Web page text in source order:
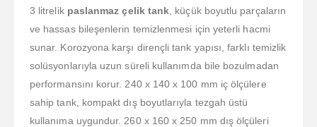
3 litrelik paslanmaz çelik tank , küçük boyutlu parçaların
ve hassas bileşenlerin temizlenmesi için yeterli hacmi
sunar. Korozyona karşı dirençli tank yapısı, farklı temizlik
solüsyonlarıyla uzun süreli kullanımda bile bozulmadan
performansını korur. 240 x 140 x 100 mm iç ölçülere
sahip tank, kompakt dış boyutlarıyla tezgah üstü
kullanıma uygundur. 260 x 160 x 250 mm dış ölçüleri